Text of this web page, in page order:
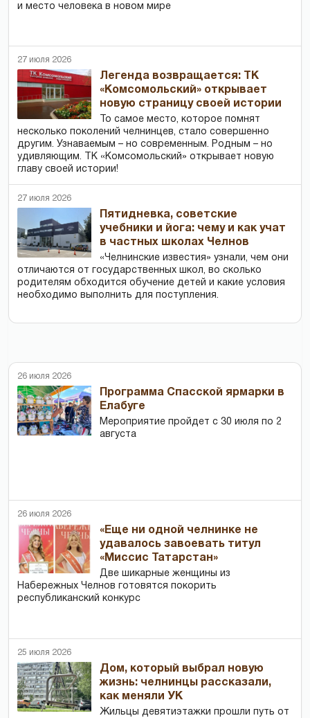
и место человека в новом мире
27 июля 2026
Легенда возвращается: ТК
«Комсомольский» открывает
новую страницу своей истории
То самое место, которое помнят
несколько поколений челнинцев, стало совершенно
другим. Узнаваемым – но современным. Родным – но
удивляющим. ТК «Комсомольский» открывает новую
главу своей истории!
27 июля 2026
Пятидневка, советские
учебники и йога: чему и как учат
в частных школах Челнов
«Челнинские известия» узнали, чем они
отличаются от государственных школ, во сколько
родителям обходится обучение детей и какие условия
необходимо выполнить для поступления.
26 июля 2026
Программа Спасской ярмарки в
Елабуге
Мероприятие пройдет с 30 июля по 2
августа
26 июля 2026
«Еще ни одной челнинке не
удавалось завоевать титул
«Миссис Татарстан»
Две шикарные женщины из
Набережных Челнов готовятся покорить
республиканский конкурс
25 июля 2026
Дом, который выбрал новую
жизнь: челнинцы рассказали,
как меняли УК
Жильцы девятиэтажки прошли путь от